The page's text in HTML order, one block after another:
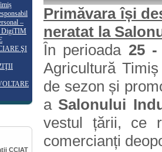
–
DigiTIM
ŞI
CCIAT
Primăvara își
neratat la
În perioada 25 -
Agricultură
de sezon și
a Salonului
vestul țării, ce
comercianți